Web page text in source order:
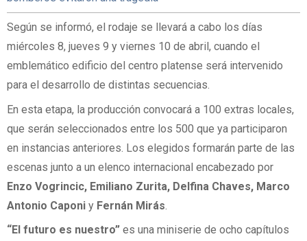
Según se informó, el rodaje se llevará a cabo los días
miércoles 8, jueves 9 y viernes 10 de abril, cuando el
emblemático edificio del centro platense será intervenido
para el desarrollo de distintas secuencias.
En esta etapa, la producción convocará a 100 extras locales,
que serán seleccionados entre los 500 que ya participaron
en instancias anteriores. Los elegidos formarán parte de las
escenas junto a un elenco internacional encabezado por
Enzo Vogrincic, Emiliano Zurita, Delfina Chaves, Marco
Antonio Caponi y Fernán Mirás
“El futuro es nuestro” es una miniserie de ocho capítulos